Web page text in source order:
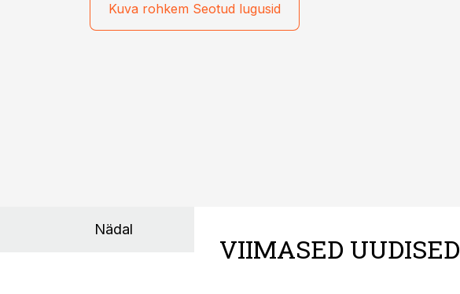
Kuva rohkem Seotud lugusid
Nädal
VIIMASED UUDISED